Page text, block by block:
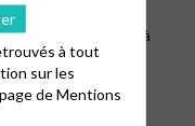
ne demandent qu’à
rejoindre !
à tout
sur les
deMentions